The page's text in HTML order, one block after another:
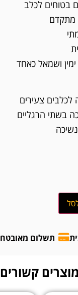
בטוחים לכלב
מתקדם
ושמאל כאחד
לכלבים צעירים
בשתי הרגליים
תשלום מאובטח
מוצרים קשורים